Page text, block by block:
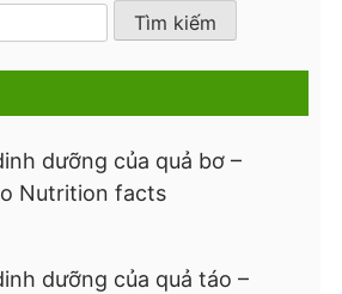
dưỡng của quả bơ –
Nutrition facts
dưỡng của quả táo –